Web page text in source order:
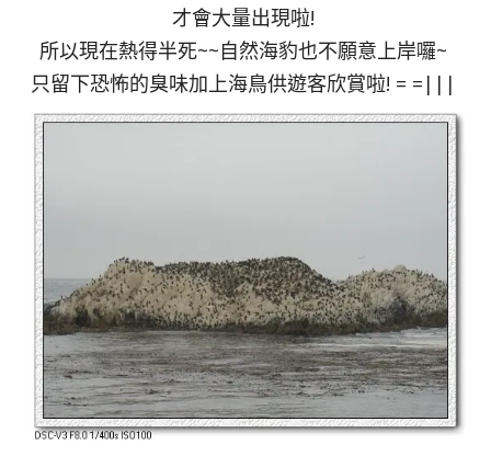
才會大量出現啦!
所以現在熱得半死~~自然海豹也不願意上岸囉~
只留下恐怖的臭味加上海鳥供遊客欣賞啦! = =|||